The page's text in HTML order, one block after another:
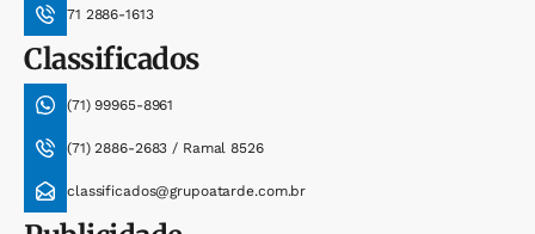
71 2886-1613
Classificados
(71) 99965-8961
(71) 2886-2683 / Ramal 8526
classificados@grupoatarde.com.br